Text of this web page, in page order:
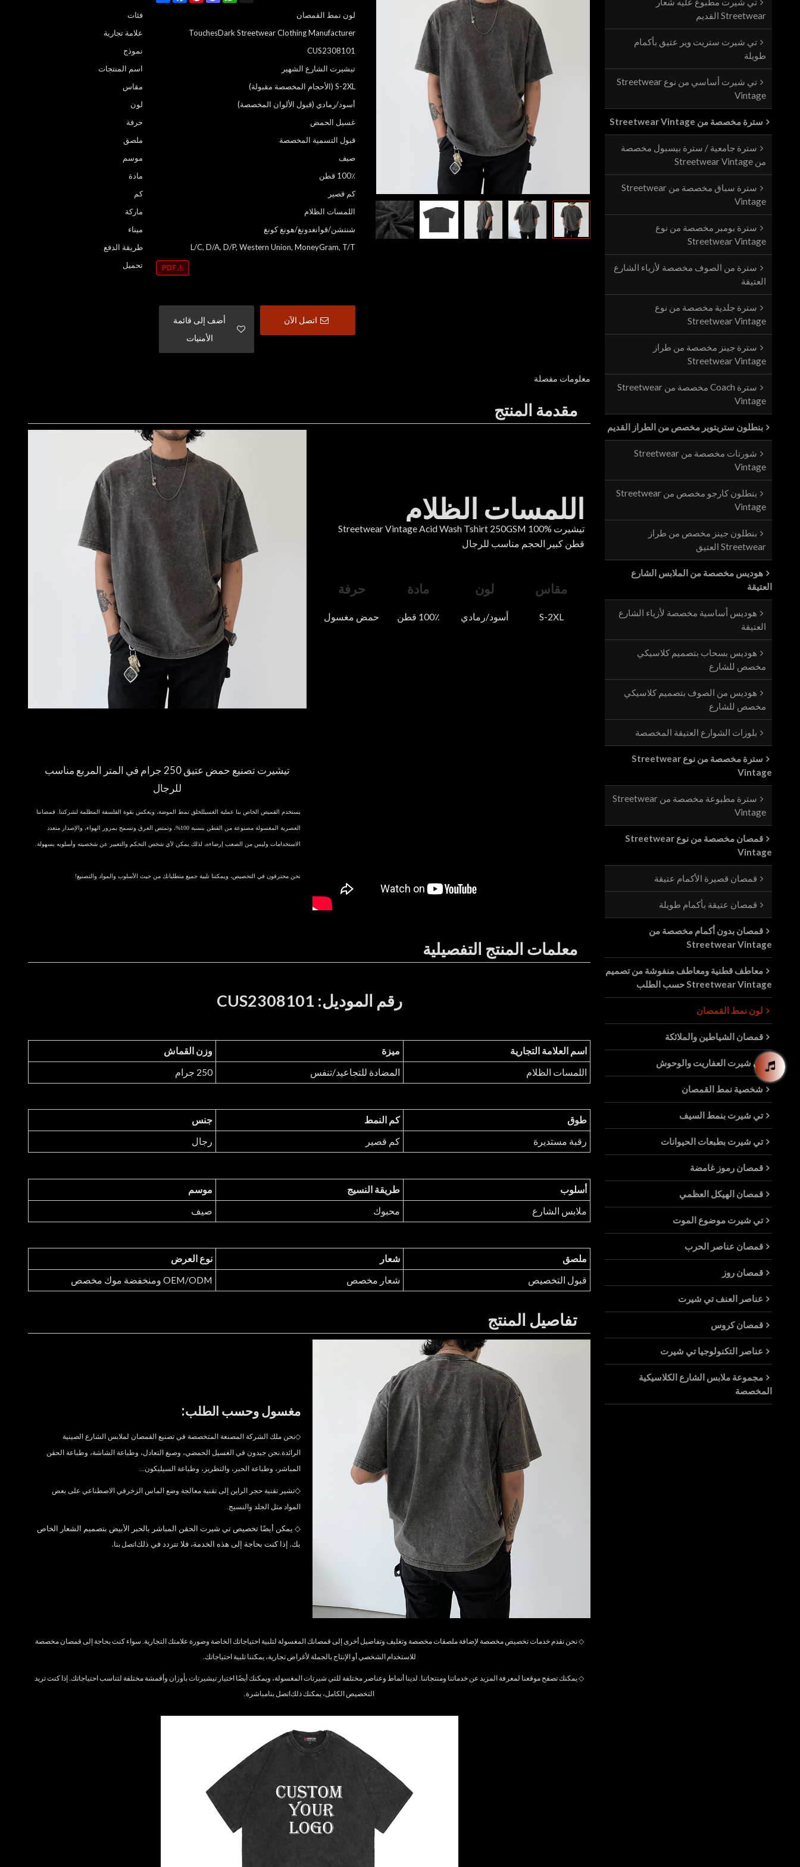
فئات
لون نمط القمصان
علامة تجارية
TouchesDark Streetwear Clothing Manufacturer
نموذج
CUS2308101
اسم المنتجات
تيشيرت الشارع الشهير
مقاس
S-2XL (الأحجام المخصصة مقبولة)
لون
أسود/رمادي (قبول الألوان المخصصة)
حرفة
غسيل الحمض
ملصق
قبول التسمية المخصصة
موسم
صيف
مادة
100٪ قطن
كم
كم قصير
ماركة
اللمسات الظلام
ميناء
شنتشن/قوانغدونغ/هونغ كونغ
طريقة الدفع
L/C, D/A, D/P, Western Union, MoneyGram, T/T
تحميل
اتصل الآن
أضف إلى قائمة
الأمنيات
معلومات مفصلة
مقدمة المنتج
اللمسات الظلام
تيشيرت Streetwear Vintage Acid Wash Tshirt 250GSM 100%
قطن كبير الحجم مناسب للرجال
مقاس
S-2XL
لون
أسود/رمادي
مادة
100٪ قطن
حرفة
حمض مغسول
تيشيرت تصنيع حمض عتيق 250 جرام في المتر المربع مناسب
للرجال
يستخدم القميص الخاص بنا عملية الغسيللخلق نمط الموضة، ويعكس بقوة الفلسفة المظلمة لشركتنا. قمصاننا
العصرية المغسولة مصنوعة من القطن بنسبة 100%، وتمتص العرق وتسمح بمرور الهواء، والإصدار متعدد
الاستخدامات وليس من الصعب إرضاءه، لذلك يمكن لأي شخص التحكم والتعبير عن شخصيته وأسلوبه بسهولة.
نحن محترفون في التخصيص، ويمكننا تلبية جميع متطلباتك من حيث الأسلوب والمواد والتصنيع!
معلمات المنتج التفصيلية
رقم الموديل: CUS2308101
اسم العلامة التجارية ميزة
وزن القماش
اللمسات الظلام
المضادة للتجاعيد/تنفس 250 جرام
طوق كم النمط
جنس
رقبة مستديرة
كم قصير رجال
أسلوب طريقة النسيج
موسم
ملابس الشارع
محبوك صيف
ملصق شعار
نوع العرض
قبول التخصيص
شعار مخصص OEM/ODM ومنخفضة موك مخصص
تفاصيل المنتج
مغسول وحسب الطلب:
◇نحن ملك الشركة المصنعة المتخصصة في تصنيع القمصان لملابس الشارع الصينية
الرائدة.نحن جيدون في الغسيل الحمضي، وصبغ التعادل، وطباعة الشاشة، وطباعة الحقن
المباشر، وطباعة الحبر، والتطريز، وطباعة السيليكون...
◇تشير تقنية حجر الراين إلى تقنية معالجة وضع الماس الزخرفي الاصطناعي على بعض
المواد مثل الجلد والنسيج.
◇ يمكن أيضًا تخصيص تي شيرت الحقن المباشر بالحبر الأبيض بتصميم الشعار الخاص
بك. إذا كنت بحاجة إلى هذه الخدمة، فلا تتردد في ذلكاتصل بنا.
◇نحن نقدم خدمات تخصيص مخصصة لإضافة ملصقات مخصصة وتغليف وتفاصيل أخرى إلى قمصانك المغسولة لتلبية احتياجاتك الخاصة وصورة علامتك التجارية. سواء كنت بحاجة إلى قمصان مخصصة
للاستخدام الشخصي أو الإنتاج بالجملة لأغراض تجارية، يمكننا تلبية احتياجاتك.
◇يمكنك تصفح موقعنا لمعرفة المزيد عن خدماتنا ومنتجاتنا. لدينا أنماط وعناصر مختلفة للتي شيرتات المغسولة، ويمكنك أيضًا اختيار تيشيرتات بأوزان وأقمشة مختلفة لتناسب احتياجاتك. إذا كنت تريد
التخصيص الكامل، يمكنك ذلكاتصل بنامباشرة.
Streetwear القديم
تي شيرت ستريت وير عتيق بأكمام
طويلة
تي شيرت أساسي من نوع Streetwear
Vintage
سترة مخصصة من Streetwear Vintage
سترة جامعية / سترة بيسبول مخصصة
من Streetwear Vintage
سترة سباق مخصصة من Streetwear
Vintage
سترة بومبر مخصصة من نوع
Streetwear Vintage
سترة من الصوف مخصصة لأزياء الشارع
العتيقة
سترة جلدية مخصصة من نوع
Streetwear Vintage
سترة جينز مخصصة من طراز
Streetwear Vintage
سترة Coach مخصصة من Streetwear
Vintage
بنطلون ستريتوير مخصص من الطراز القديم
شورتات مخصصة من Streetwear
Vintage
بنطلون كارجو مخصص من Streetwear
Vintage
بنطلون جينز مخصص من طراز
Streetwear العتيق
هوديس مخصصة من الملابس الشارع
العتيقة
هوديس أساسية مخصصة لأزياء الشارع
العتيقة
هوديس بسحاب بتصميم كلاسيكي
مخصص للشارع
هوديس من الصوف بتصميم كلاسيكي
مخصص للشارع
بلوزات الشوارع العتيقة المخصصة
سترة مخصصة من نوع Streetwear
Vintage
سترة مطبوعة مخصصة من Streetwear
Vintage
قمصان مخصصة من نوع Streetwear
Vintage
قمصان قصيرة الأكمام عتيقة
قمصان عتيقة بأكمام طويلة
قمصان بدون أكمام مخصصة من
Streetwear Vintage
معاطف قطنية ومعاطف منفوشة من تصميم
Streetwear Vintage حسب الطلب
لون نمط القمصان
قمصان الشياطين والملائكة
تي شيرت العفاريت والوحوش
شخصية نمط القمصان
تي شيرت بنمط السيف
تي شيرت بطبعات الحيوانات
قمصان رموز غامضة
قمصان الهيكل العظمي
تي شيرت موضوع الموت
قمصان عناصر الحرب
قمصان روز
عناصر العنف تي شيرت
قمصان كروس
عناصر التكنولوجيا تي شيرت
مجموعة ملابس الشارع الكلاسيكية
المخصصة